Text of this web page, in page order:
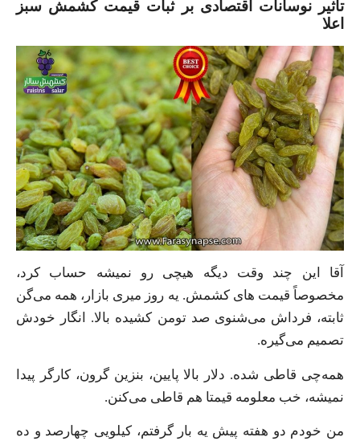
تأثیر نوسانات اقتصادی بر ثبات قیمت کشمش سبز
اعلا
آقا این چند وقت دیگه هیچی رو نمیشه حساب کرد،
مخصوصاً قیمت های کشمش. یه روز میری بازار، همه می‌گن
ثابته، فرداش می‌شنوی صد تومن کشیده بالا. انگار خودش
تصمیم می‌گیره.
همه‌چی قاطی شده. دلار بالا پایین، بنزین گرون، کارگر پیدا
نمیشه، خب معلومه قیمتا هم قاطی می‌کنن.
من خودم دو هفته پیش یه بار گرفتم، کیلویی چهارصد و ده